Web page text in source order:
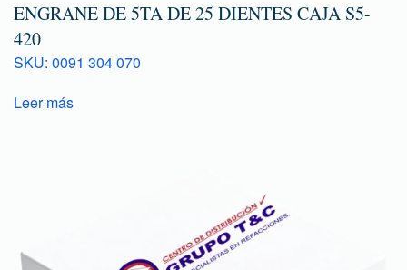
ENGRANE DE 5TA DE 25 DIENTES CAJA S5-
420
SKU: 0091 304 070
Leer más